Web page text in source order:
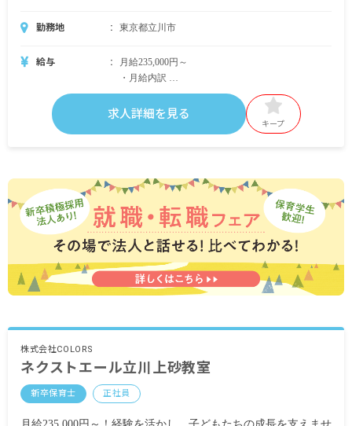
勤務地 東京都立川市
給与
月給235,000円～
・月給内訳
基本給 220,000円～
固定残業時間手当 10,000円（10時間）
昇給あり年1回
賞与あり年2回（業績による）
※試用期間3カ月
求人詳細を見る
キープ
株式会社COLORS
ネクストエール立川上砂教室
新卒保育士 正社員